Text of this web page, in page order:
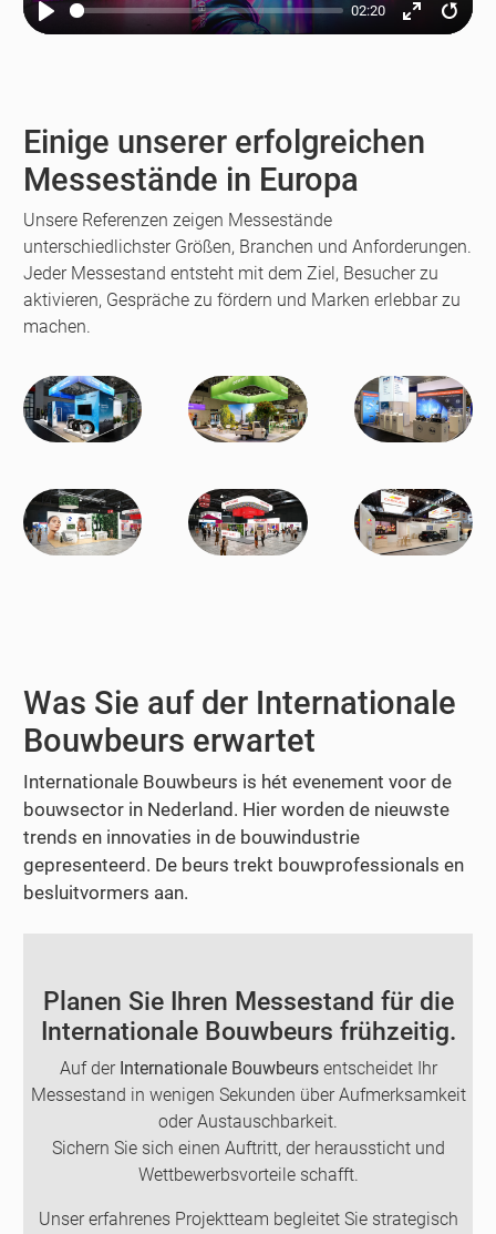
Play
02:20
Enter
Einige unserer erfolgreichen
Messestände in Europa
Unsere Referenzen zeigen Messestände
unterschiedlichster Größen, Branchen und Anforderungen.
Jeder Messestand entsteht mit dem Ziel, Besucher zu
aktivieren, Gespräche zu fördern und Marken erlebbar zu
machen.
Was Sie auf der Internationale
Bouwbeurs erwartet
Internationale Bouwbeurs is hét evenement voor de
bouwsector in Nederland. Hier worden de nieuwste
trends en innovaties in de bouwindustrie
gepresenteerd. De beurs trekt bouwprofessionals en
besluitvormers aan.
Planen Sie Ihren Messestand für die
Internationale Bouwbeurs frühzeitig.
Auf der Internationale Bouwbeursentscheidet Ihr
Messestand in wenigen Sekunden über Aufmerksamkeit
oder Austauschbarkeit.
Sichern Sie sich einen Auftritt, der heraussticht und
Wettbewerbsvorteile schafft.
Unser erfahrenes Projektteam begleitet Sie strategisch